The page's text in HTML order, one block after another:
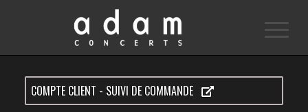
COMPTE CLIENT - SUIVI DE COMMANDE